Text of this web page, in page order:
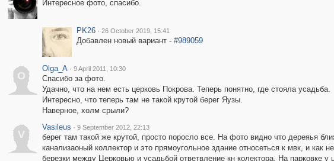
Интересное фото, спасибо.
PK26 · 26 October 2019, 15:41
Добавлен новый вариант - #989059
O
Olga_A · 9 April 2011, 10:30
Спасибо за фото.
Удачно, что на нем есть церковь Покрова. Теперь понятно, где стояла усадьба.
Интересно, что теперь там не такой крутой берег Яузы.
Наверное, холм срыли?
V
Vasileus · 9 September 2012, 22:13
берег там такой же крутой, просто поросло все. На фото видно что дереяья
канализаоный коллектор и это прямоугольное здание относеться к мвк, и как
березки между Церковью и усадьбой ответвление кн колектора. На парковке